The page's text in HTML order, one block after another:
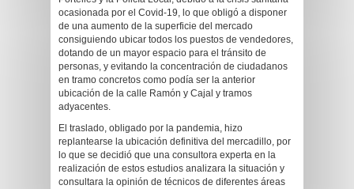
ocasionada por el Covid-19, lo que obligó a disponer
de una aumento de la superficie del mercado
consiguiendo ubicar todos los puestos de vendedores,
dotando de un mayor espacio para el tránsito de
personas, y evitando la concentración de ciudadanos
en tramo concretos como podía ser la anterior
ubicación de la calle Ramón y Cajal y tramos
adyacentes.
El traslado, obligado por la pandemia, hizo
replantearse la ubicación definitiva del mercadillo, por
lo que se decidió que una consultora experta en la
realización de estos estudios analizara la situación y
consultara la opinión de técnicos de diferentes áreas